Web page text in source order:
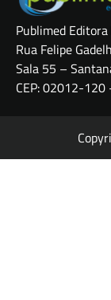
Publimed
Rua Felipe
Sala 55 –
CEP: 02012-120